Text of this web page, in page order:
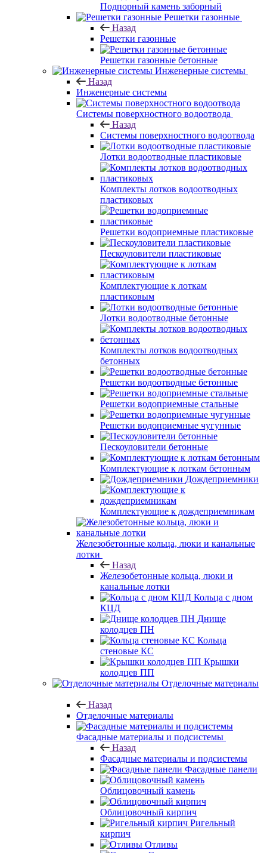
Подпорный камень заборный
Решетки газонные
Назад
Решетки газонные
Решетки газонные бетонные
Инженерные системы
Назад
Инженерные системы
Системы поверхностного водоотвода
Назад
Системы поверхностного водоотвода
Лотки водоотводные пластиковые
Комплекты лотков водоотводных
пластиковых
Решетки водоприемные пластиковые
Пескоуловители пластиковые
Комплектующие к лоткам
пластиковым
Лотки водоотводные бетонные
Комплекты лотков водоотводных
бетонных
Решетки водоотводные бетонные
Решетки водоприемные стальные
Решетки водоприемные чугунные
Пескоуловители бетонные
Комплектующие к лоткам бетонным
Дождеприемники
Комплектующие к дождеприемникам
Железобетонные кольца, люки и канальные
лотки
Назад
Железобетонные кольца, люки и
канальные лотки
Кольца с дном
КЦД
Днище
колодцев ПН
Кольца
стеновые КС
Крышки
колодцев ПП
Отделочные материалы
Назад
Отделочные материалы
Фасадные материалы и подсистемы
Назад
Фасадные материалы и подсистемы
Фасадные панели
Облицовочный камень
Облицовочный кирпич
Ригельный
кирпич
Отливы